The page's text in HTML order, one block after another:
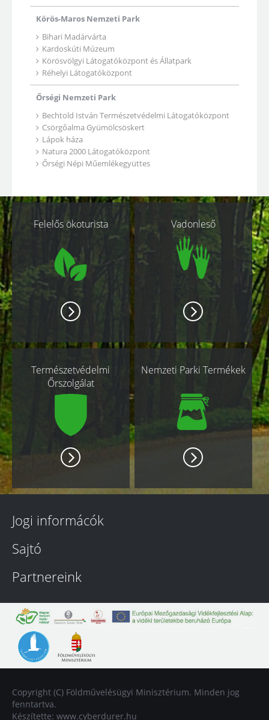
Körös-Maros Nemzeti Park
Bihari Madárvárta
Kardoskúti Múzeum
Körösvölgyi Látogatóközpont és Állatpark
Réhelyi Látogatóközpont
Őrségi Nemzeti Park
Bechtold István Természetvédelmi Látogatóközpont
Csörgőalma Gyümölcsöskert
Lápok háza
Natura 2000 Látogatóközpont
Őrségi Népi Műemlékegyüttes
Kapcsolódó
oldalakFelelős ökoturista Vadonleső
Természetvédelmi
Őrszolgálat
Nemzeti Parki Termékek
Jogi informácók
Sajtó
Partnereink
Copyright (C) Földművelésügyi Minisztérium. Minden jog
fenntartva.
Készítette: www.cyberdurer.hu